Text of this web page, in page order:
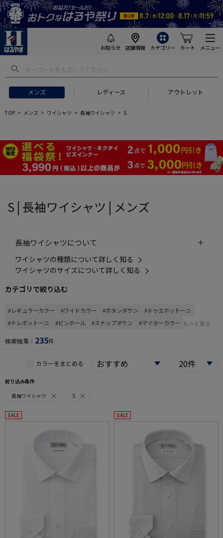
お知らせ 店舗情報 カテゴリー カート メニュー
メンズ レディース アウトレット
フトにおすすめ #セットアップ スーツ
TOP メンズ ワイシャツ 長袖ワイシャツ S
S | 長袖ワイシャツ | メンズ
長袖ワイシャツについて
ワイシャツの種類について詳しく知る
ワイシャツのサイズについて詳しく知る
カテゴリで絞り込む
#レギュラーカラー #ワイドカラー #ボタンダウン
#ドゥエボットーニ
#トレボットーニ
#ピンホール #スナップダウン #マイターカラー もっと見る
検索結果： 235件
カラーをまとめる
絞り込み条件
長袖ワイシャツ
S
SALE SALE